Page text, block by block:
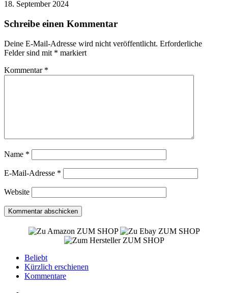
18. September 2024
Schreibe einen Kommentar
Deine E-Mail-Adresse wird nicht veröffentlicht. Erforderliche
Felder sind mit * markiert
Kommentar *
Name *
E-Mail-Adresse *
Website
ZUM SHOP
ZUM SHOP
ZUM SHOP
Beliebt
Kürzlich erschienen
Kommentare